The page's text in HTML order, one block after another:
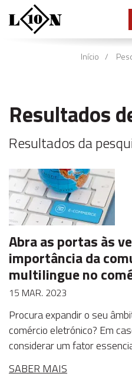
Início
Resultados
Resultados da
Abra as portas às
importância da
multilingue no
15 MAR. 2023
Procura expandir o seu
comércio eletrónico? Em
considerar um fator
SABER MAIS